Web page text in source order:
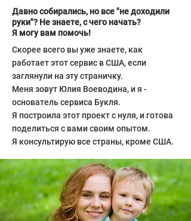
Давно собирались, но вce "не доходили
руки"? Не знаете, с чего начать?
Я могу вам помочь!
Скорее всего вы уже знаете, как
работает этот сервис в США, если
заглянули на эту страничку.
Меня зовут Юлия Воеводина, и я -
основатель сервиса Букля.
Я построила этот проект с нуля, и готова
поделиться с вами своим опытом.
Я консультирую все страны, кроме США.